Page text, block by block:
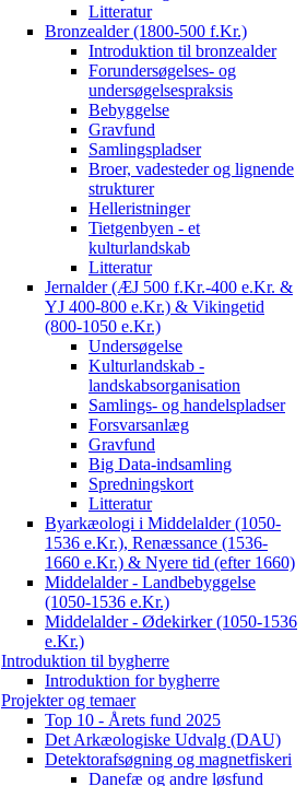
Litteratur
Bronzealder (1800-500 f.Kr.)
Introduktion til bronzealder
Forundersøgelses- og
undersøgelsespraksis
Bebyggelse
Gravfund
Samlingspladser
Broer, vadesteder og lignende
strukturer
Helleristninger
Tietgenbyen - et
kulturlandskab
Litteratur
Jernalder (ÆJ 500 f.Kr.-400 e.Kr. &
YJ 400-800 e.Kr.) & Vikingetid
(800-1050 e.Kr.)
Undersøgelse
Kulturlandskab -
landskabsorganisation
Samlings- og handelspladser
Forsvarsanlæg
Gravfund
Big Data-indsamling
Spredningskort
Litteratur
Byarkæologi i Middelalder (1050-
1536 e.Kr.), Renæssance (1536-
1660 e.Kr.) & Nyere tid (efter 1660)
Middelalder - Landbebyggelse
(1050-1536 e.Kr.)
Middelalder - Ødekirker (1050-1536
e.Kr.)
Introduktion til bygherre
Introduktion for bygherre
Projekter og temaer
Top 10 - Årets fund 2025
Det Arkæologiske Udvalg (DAU)
Detektorafsøgning og magnetfiskeri
Danefæ og andre løsfund